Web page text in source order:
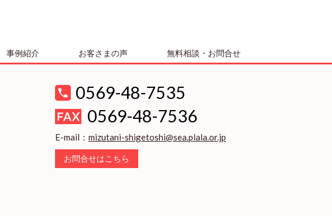
事例紹介 お客さまの声 無料相談・お問合せ
0569-48-7535
0569-48-7536
E-mail： mizutani-shigetoshi@sea.plala.or.jp
お問合せはこちら